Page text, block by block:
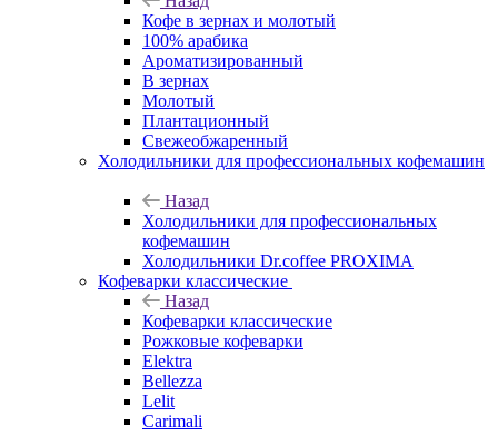
Кофе в зернах и молотый
100% арабика
Ароматизированный
В зернах
Молотый
Плантационный
Свежеобжаренный
Холодильники для профессиональных кофемашин
Назад
Холодильники для профессиональных
кофемашин
Холодильники Dr.coffee PROXIMA
Кофеварки классические
Назад
Кофеварки классические
Рожковые кофеварки
Elektra
Bellezza
Lelit
Carimali